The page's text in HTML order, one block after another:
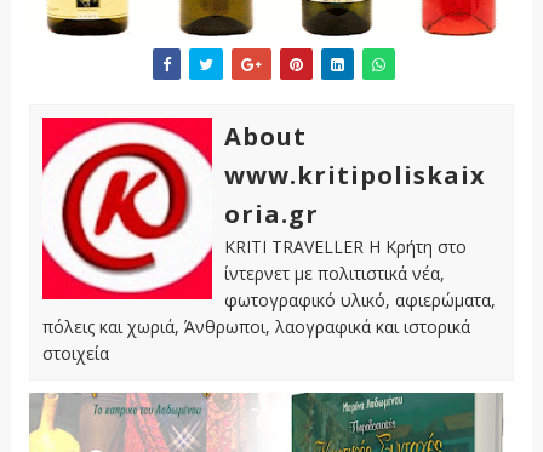
About
www.kritipoliskaix
oria.gr
KRITI TRAVELLER Η Κρήτη στο
ίντερνετ με πολιτιστικά νέα,
φωτογραφικό υλικό, αφιερώματα,
πόλεις και χωριά, Άνθρωποι, λαογραφικά και ιστορικά
στοιχεία